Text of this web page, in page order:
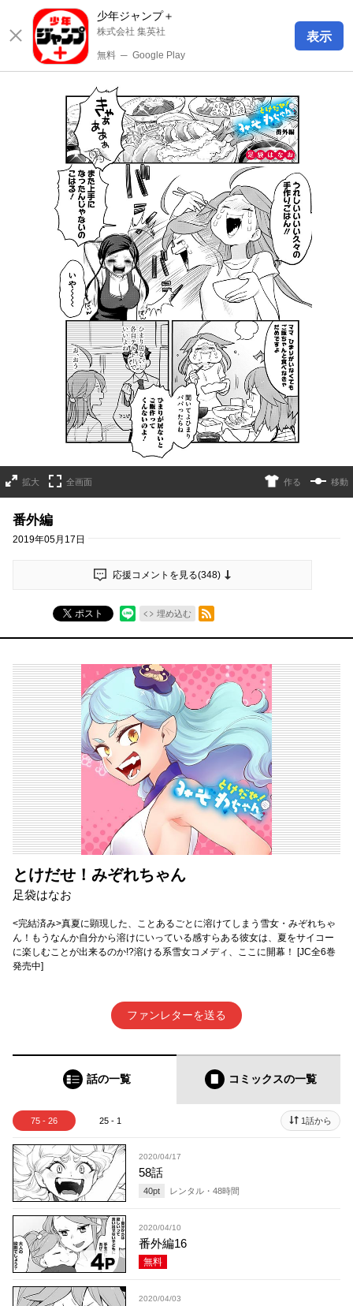
少年ジャンプ＋
株式会社 集英社
無料 ─ Google Play
表示
拡大 全画面 作る 移動
番外編
2019年05月17日
応援コメントを見る(348)
ポスト 埋め込む
RSSフィード
とけだせ！みぞれちゃん
足袋はなお
<完結済み>真夏に顕現した、ことあるごとに溶けてしまう雪女・みぞれちゃ
ん！もうなんか自分から溶けにいっている感すらある彼女は、夏をサイコー
に楽しむことが出来るのか!?溶ける系雪女コメディ、ここに開幕！ [JC全6巻
発売中]
ファンレターを送る
話の一覧 コミックスの一覧
75 - 26 25 - 1 1話から
2020/04/17
58話
40pt レンタル・ 48時間
2020/04/10
番外編16
無料
2020/04/03